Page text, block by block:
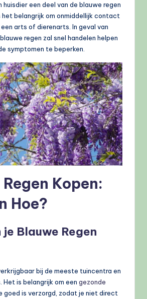
huisdier een deel van de blauwe regen
belangrijk om onmiddellijk contact
arts of dierenarts. In geval van
regen zal snel handelen helpen
symptomen te beperken.
Kopen:
Hoe?
je Blauwe Regen
bij de meeste tuincentra en
Het is belangrijk om een gezonde
goed is verzorgd, zodat je niet direct